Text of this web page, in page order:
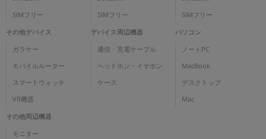
SIMフリー
SIMフリー
SIMフリー
その他デバイス
ガラケー
モバイルルーター
スマートウォッチ
VR機器
デバイス周辺機器
通信・充電ケーブル
ヘッドホン・イヤホン
ケース
パソコン
ノートPC
MacBook
デスクトップ
Mac
その他周辺機器
モニター